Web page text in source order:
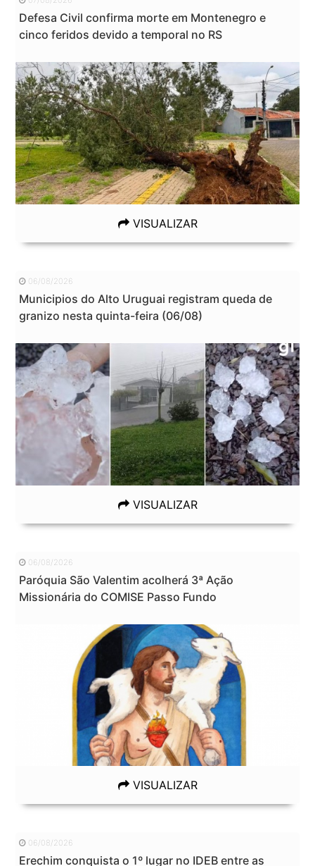
Defesa Civil confirma morte em Montenegro e
cinco feridos devido a temporal no RS
VISUALIZAR
06/08/2026
Municipios do Alto Uruguai registram queda de
granizo nesta quinta-feira (06/08)
VISUALIZAR
06/08/2026
Paróquia São Valentim acolherá 3ª Ação
Missionária do COMISE Passo Fundo
VISUALIZAR
06/08/2026
Erechim conquista o 1º lugar no IDEB entre as